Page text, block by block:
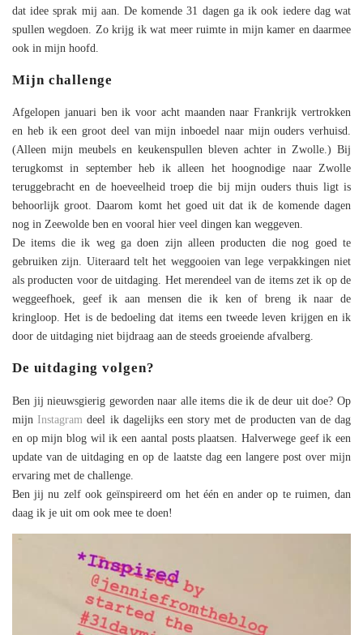
dat idee sprak mij aan. De komende 31 dagen ga ik ook iedere dag wat
spullen wegdoen. Zo krijg ik wat meer ruimte in mijn kamer en daarmee
ook in mijn hoofd.
Mijn challenge
Afgelopen januari ben ik voor acht maanden naar Frankrijk vertrokken
en heb ik een groot deel van mijn inboedel naar mijn ouders verhuisd.
(Alleen mijn meubels en keukenspullen bleven achter in Zwolle.) Bij
terugkomst in september heb ik alleen het hoognodige naar Zwolle
teruggebracht en de hoeveelheid troep die bij mijn ouders thuis ligt is
behoorlijk groot. Daarom komt het goed uit dat ik de komende dagen
nog in Zeewolde ben en vooral hier veel dingen kan weggeven.
De items die ik weg ga doen zijn alleen producten die nog goed te
gebruiken zijn. Uiteraard telt het weggooien van lege verpakkingen niet
als producten voor de uitdaging. Het merendeel van de items zet ik op de
weggeefhoek, geef ik aan mensen die ik ken of breng ik naar de
kringloop. Het is de bedoeling dat items een tweede leven krijgen en ik
door de uitdaging niet bijdraag aan de steeds groeiende afvalberg.
De uitdaging volgen?
Ben jij nieuwsgierig geworden naar alle items die ik de deur uit doe? Op
mijn Instagram deel ik dagelijks een story met de producten van de dag
en op mijn blog wil ik een aantal posts plaatsen. Halverwege geef ik een
update van de uitdaging en op de laatste dag een langere post over mijn
ervaring met de challenge.
Ben jij nu zelf ook geïnspireerd om het één en ander op te ruimen, dan
daag ik je uit om ook mee te doen!